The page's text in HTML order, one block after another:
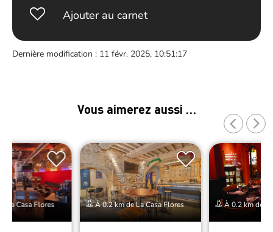
Ajouter au carnet
Dernière modification : 11 févr. 2025, 10:51:17
Vous aimerez aussi …
La Casa Flores À 0.2 km de La Casa Flores À 0.2 km de